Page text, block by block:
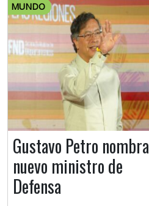
MUNDO
Gustavo Petro nombra
nuevo ministro de
Defensa